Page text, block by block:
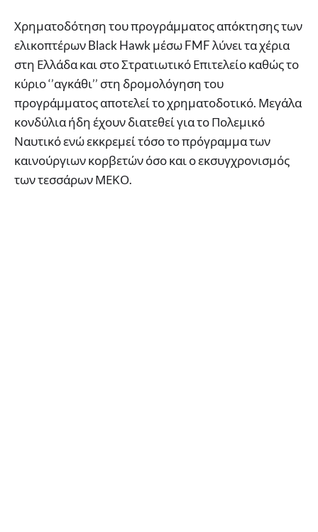
Χρηματοδότηση του προγράμματος απόκτησης των
ελικοπτέρων Black Hawk μέσω FMF λύνει τα χέρια
στη Ελλάδα και στο Στρατιωτικό Επιτελείο καθώς το
κύριο ‘’αγκάθι’’ στη δρομολόγηση του
προγράμματος αποτελεί το χρηματοδοτικό. Μεγάλα
κονδύλια ήδη έχουν διατεθεί για το Πολεμικό
Ναυτικό ενώ εκκρεμεί τόσο το πρόγραμμα των
καινούργιων κορβετών όσο και ο εκσυγχρονισμός
των τεσσάρων ΜΕΚΟ.